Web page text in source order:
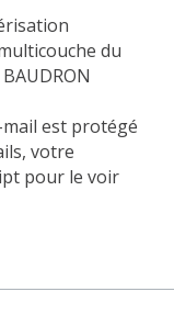
du
mail est protégé
votre
pour le voir